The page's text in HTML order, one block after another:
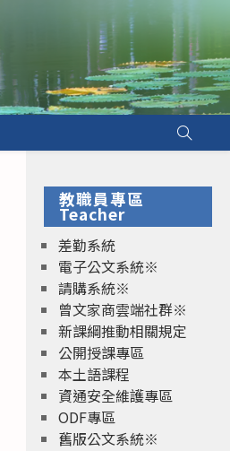
教職員專區
Teacher
差勤系統
電子公文系統※
請購系統※
曾文家商雲端社群※
新課綱推動相關規定
公開授課專區
本土語課程
資通安全維護專區
ODF專區
舊版公文系統※